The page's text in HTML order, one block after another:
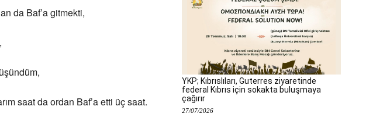
da Baf’a gitmekti,
saat da ordan Baf’a etti üç saat.
YKP; Kıbrıslıları, Guterres ziyaretinde
federal Kıbrıs için sokakta buluşmaya
çağırır
27/07/2026